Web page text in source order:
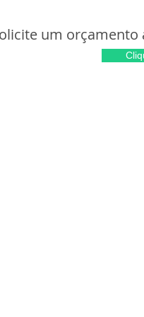
um orçamento